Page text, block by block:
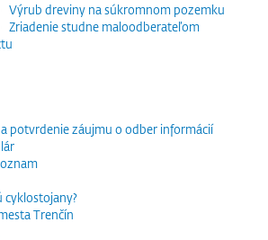
Výrub dreviny na súkromnom pozemku
Zriadenie studne maloodberateľom
potvrdenie záujmu o odber informácií
cyklostojany?
Trenčín